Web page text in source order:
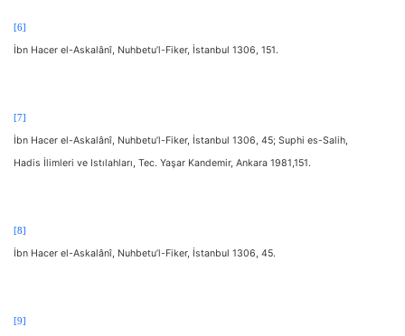
[6]
İbn Hacer el-Askalânî, Nuhbetu’l-Fiker, İstanbul 1306, 151.
[7]
İbn Hacer el-Askalânî, Nuhbetu’l-Fiker, İstanbul 1306, 45; Suphi es-Salih,
Hadis İlimleri ve Istılahları, Tec. Yaşar Kandemir, Ankara 1981,151.
[8]
İbn Hacer el-Askalânî, Nuhbetu’l-Fiker, İstanbul 1306, 45.
[9]